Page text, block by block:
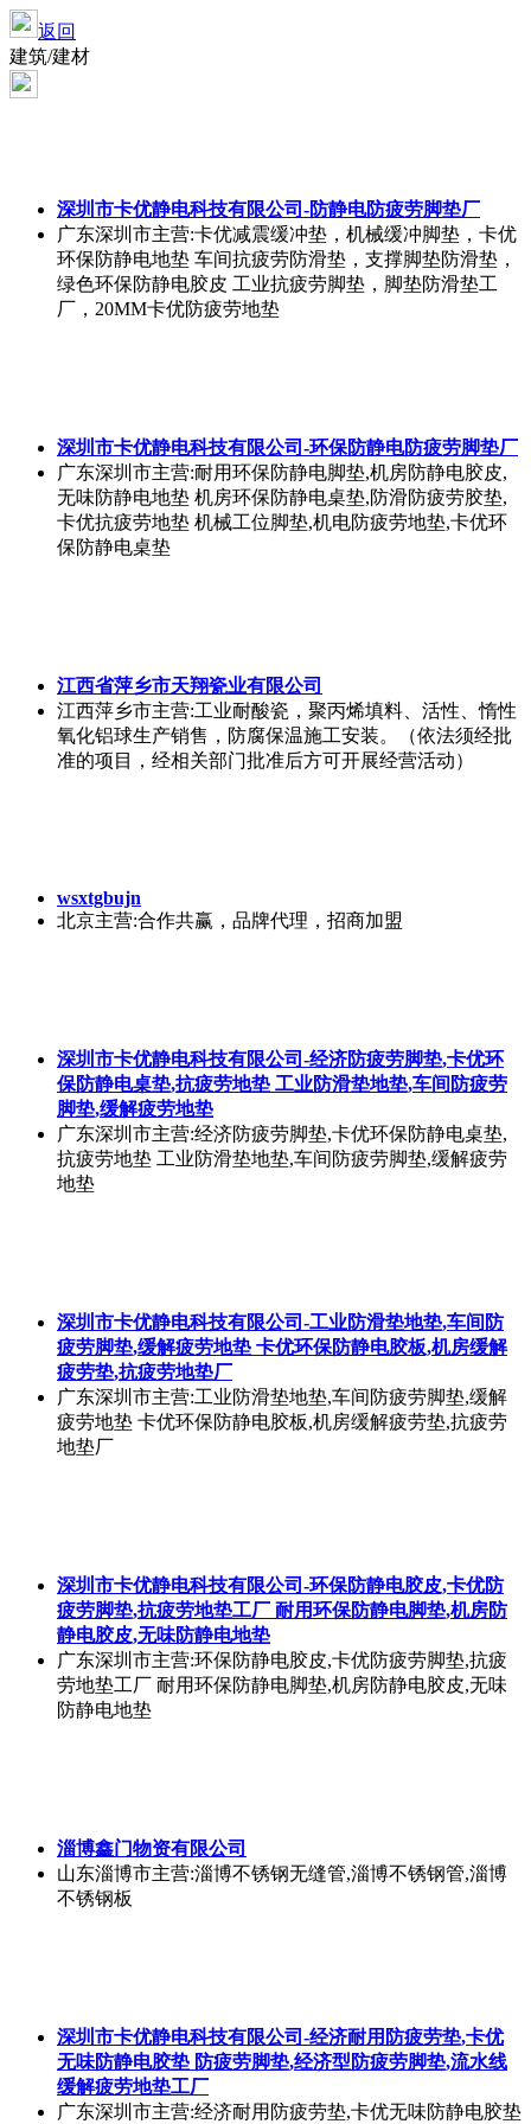
返回
建筑/建材
深圳市卡优静电科技有限公司-防静电防疲劳脚垫厂
广东深圳市主营:卡优减震缓冲垫，机械缓冲脚垫，卡优
环保防静电地垫 车间抗疲劳防滑垫，支撑脚垫防滑垫，
绿色环保防静电胶皮 工业抗疲劳脚垫，脚垫防滑垫工
厂，20MM卡优防疲劳地垫
深圳市卡优静电科技有限公司-环保防静电防疲劳脚垫厂
广东深圳市主营:耐用环保防静电脚垫,机房防静电胶皮,
无味防静电地垫 机房环保防静电桌垫,防滑防疲劳胶垫,
卡优抗疲劳地垫 机械工位脚垫,机电防疲劳地垫,卡优环
保防静电桌垫
江西省萍乡市天翔瓷业有限公司
江西萍乡市主营:工业耐酸瓷，聚丙烯填料、活性、惰性
氧化铝球生产销售，防腐保温施工安装。（依法须经批
准的项目，经相关部门批准后方可开展经营活动）
wsxtgbujn
北京主营:合作共赢，品牌代理，招商加盟
深圳市卡优静电科技有限公司-经济防疲劳脚垫,卡优环
保防静电桌垫,抗疲劳地垫 工业防滑垫地垫,车间防疲劳
脚垫,缓解疲劳地垫
广东深圳市主营:经济防疲劳脚垫,卡优环保防静电桌垫,
抗疲劳地垫 工业防滑垫地垫,车间防疲劳脚垫,缓解疲劳
地垫
深圳市卡优静电科技有限公司-工业防滑垫地垫,车间防
疲劳脚垫,缓解疲劳地垫 卡优环保防静电胶板,机房缓解
疲劳垫,抗疲劳地垫厂
广东深圳市主营:工业防滑垫地垫,车间防疲劳脚垫,缓解
疲劳地垫 卡优环保防静电胶板,机房缓解疲劳垫,抗疲劳
地垫厂
深圳市卡优静电科技有限公司-环保防静电胶皮,卡优防
疲劳脚垫,抗疲劳地垫工厂 耐用环保防静电脚垫,机房防
静电胶皮,无味防静电地垫
广东深圳市主营:环保防静电胶皮,卡优防疲劳脚垫,抗疲
劳地垫工厂 耐用环保防静电脚垫,机房防静电胶皮,无味
防静电地垫
淄博鑫门物资有限公司
山东淄博市主营:淄博不锈钢无缝管,淄博不锈钢管,淄博
不锈钢板
深圳市卡优静电科技有限公司-经济耐用防疲劳垫,卡优
无味防静电胶垫 防疲劳脚垫,经济型防疲劳脚垫,流水线
缓解疲劳地垫工厂
广东深圳市主营:经济耐用防疲劳垫,卡优无味防静电胶垫